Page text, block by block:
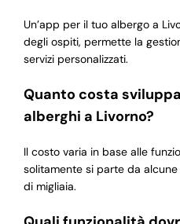
Un’app per il tuo albergo a
degli ospiti, permette la
servizi personalizzati.
Quanto costa
alberghi a Livorno?
Il costo varia in base alle
solitamente si parte da
di migliaia.